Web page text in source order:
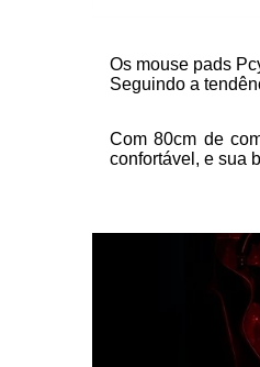
Os mouse pads
Seguindo a
Com 80cm de
confortável, e sua